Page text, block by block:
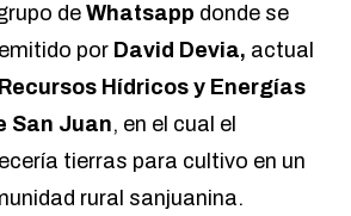
de Whatsapp donde se
por David Devia, actual
Hídricos y Energías
San Juan, en el cual el
tierras para cultivo en un
rural sanjuanina.